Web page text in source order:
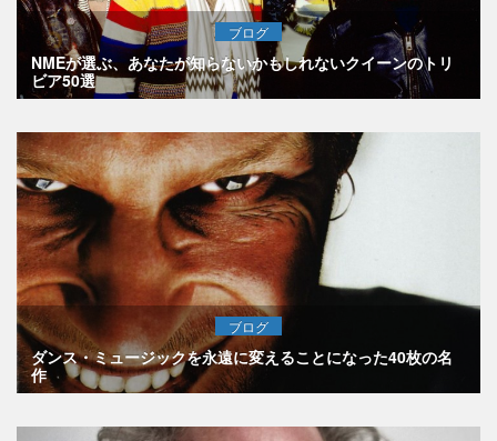
ブログ
NMEが選ぶ、あなたが知らないかもしれないクイーンのトリ
ビア50選
ブログ
ダンス・ミュージックを永遠に変えることになった40枚の名
作